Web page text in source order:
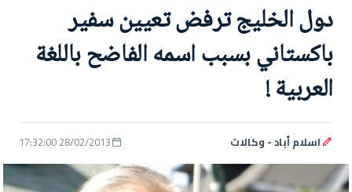
دول الخليج ترفض تعيين سفير
باكستاني بسبب اسمه الفاضح باللغة
العربية !
اسلام أباد - وكالات 28/02/2013 17:32:00